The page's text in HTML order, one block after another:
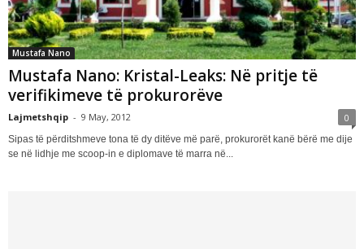
Mustafa Nano
Mustafa Nano: Kristal-Leaks: Në pritje të
verifikimeve të prokurorëve
Lajmetshqip - 9 May, 2012 0
Sipas të përditshmeve tona të dy ditëve më parë, prokurorët kanë bërë me dije
se në lidhje me scoop-in e diplomave të marra në...